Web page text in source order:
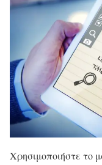
Χρησιμοποιήστε το